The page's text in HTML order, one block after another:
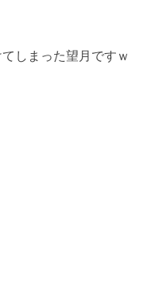
しまった望月ですｗ